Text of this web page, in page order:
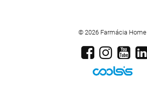
© 2026 Farmácia Home